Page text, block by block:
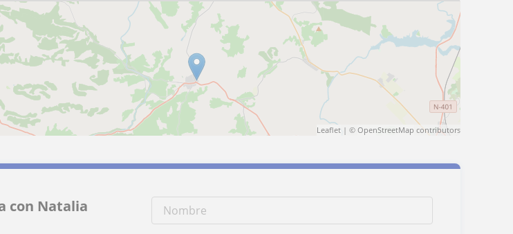
Leaflet| © OpenStreetMap contributors
con Natalia